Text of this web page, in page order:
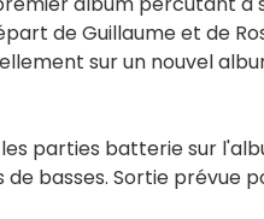
de Guillaume et de
sur un nouvel
parties batterie sur
basses. Sortie prévue